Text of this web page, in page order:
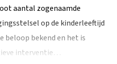
aantal zogenaamde
op de kinderleeftijd
beloop bekend en het is
interventie…